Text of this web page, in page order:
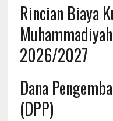
Rincian Biaya
2026/2027
Dana
(DPP)